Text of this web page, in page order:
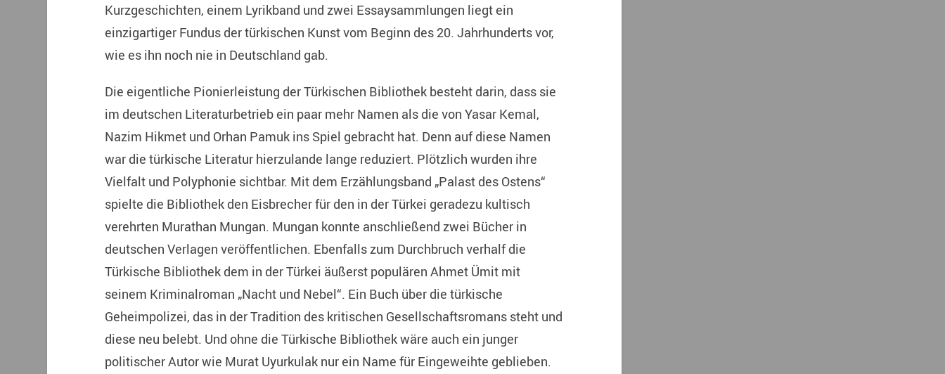
Kurzgeschichten, einem Lyrikband und zwei Essaysammlungen liegt ein
einzigartiger Fundus der türkischen Kunst vom Beginn des 20. Jahrhunderts vor,
wie es ihn noch nie in Deutschland gab.
Die eigentliche Pionierleistung der Türkischen Bibliothek besteht darin, dass sie
im deutschen Literaturbetrieb ein paar mehr Namen als die von Yasar Kemal,
Nazim Hikmet und Orhan Pamuk ins Spiel gebracht hat. Denn auf diese Namen
war die türkische Literatur hierzulande lange reduziert. Plötzlich wurden ihre
Vielfalt und Polyphonie sichtbar. Mit dem Erzählungsband „Palast des Ostens“
spielte die Bibliothek den Eisbrecher für den in der Türkei geradezu kultisch
verehrten Murathan Mungan. Mungan konnte anschließend zwei Bücher in
deutschen Verlagen veröffentlichen. Ebenfalls zum Durchbruch verhalf die
Türkische Bibliothek dem in der Türkei äußerst populären Ahmet Ümit mit
seinem Kriminalroman „Nacht und Nebel“. Ein Buch über die türkische
Geheimpolizei, das in der Tradition des kritischen Gesellschaftsromans steht und
diese neu belebt. Und ohne die Türkische Bibliothek wäre auch ein junger
politischer Autor wie Murat Uyurkulak nur ein Name für Eingeweihte geblieben.